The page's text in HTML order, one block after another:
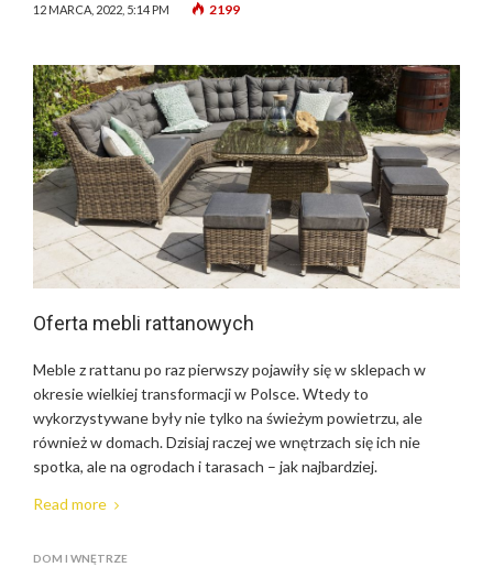
12 MARCA, 2022, 5:14 PM 2199
Oferta mebli rattanowych
Meble z rattanu po raz pierwszy pojawiły się w sklepach w
okresie wielkiej transformacji w Polsce. Wtedy to
wykorzystywane były nie tylko na świeżym powietrzu, ale
również w domach. Dzisiaj raczej we wnętrzach się ich nie
spotka, ale na ogrodach i tarasach – jak najbardziej.
Read more
DOM I WNĘTRZE